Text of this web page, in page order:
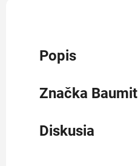
Popis
Značka Baumit
Diskusia